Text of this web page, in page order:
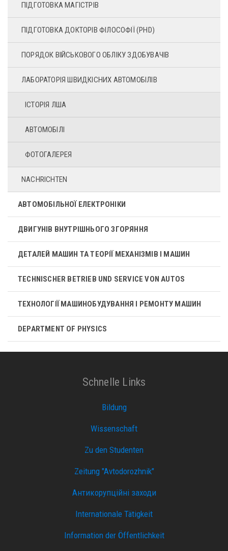
ПІДГОТОВКА МАГІСТРІВ
ПІДГОТОВКА ДОКТОРІВ ФІЛОСОФІЇ (PHD)
ПОРЯДОК ВІЙСЬКОВОГО ОБЛІКУ ЗДОБУВАЧІВ
ЛАБОРАТОРІЯ ШВИДКІСНИХ АВТОМОБІЛІВ
ІСТОРІЯ ЛША
АВТОМОБІЛІ
ФОТОГАЛЕРЕЯ
NACHRICHTEN
АВТОМОБІЛЬНОЇ ЕЛЕКТРОНІКИ
ДВИГУНІВ ВНУТРІШНЬОГО ЗГОРЯННЯ
ДЕТАЛЕЙ МАШИН ТА ТЕОРІЇ МЕХАНІЗМІВ І МАШИН
TECHNISCHER BETRIEB UND SERVICE VON AUTOS
ТЕХНОЛОГІЇ МАШИНОБУДУВАННЯ І РЕМОНТУ МАШИН
DEPARTMENT OF PHYSICS
Schnelle Links
Bildung
Wissenschaft
Zu den Studenten
Zeitung "Avtodorozhnik"
Антикорупційні заходи
Internationale Tätigkeit
Information der Öffentlichkeit